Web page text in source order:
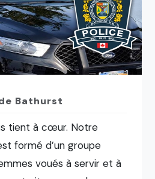
Bathurst
tient à cœur. Notre
formé d’un groupe
voués à servir et à